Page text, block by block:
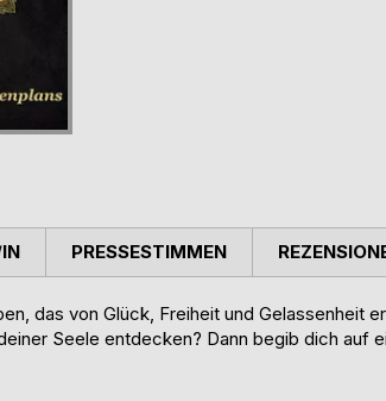
das von Glück, Freiheit und Gelassenheit
Seele entdecken? Dann begib dich auf
PRESSESTIMMEN